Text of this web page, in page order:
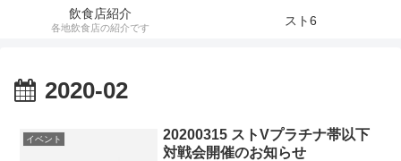
飲食店紹介
各地飲食店の紹介です スト6
2020-02
イベント
20200315 ストVプラチナ帯以下
対戦会開催のお知らせ